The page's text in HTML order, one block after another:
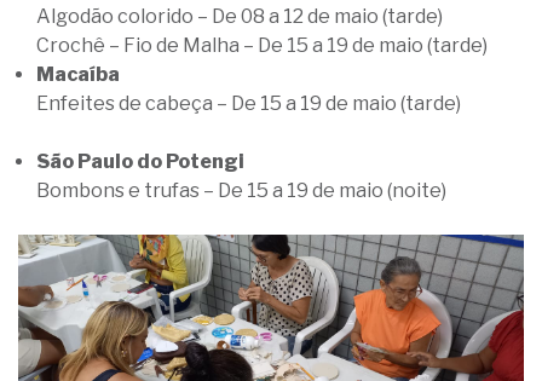
Algodão colorido – De 08 a 12 de maio (tarde)
Crochê – Fio de Malha – De 15 a 19 de maio (tarde)
Macaíba
Enfeites de cabeça – De 15 a 19 de maio (tarde)
São Paulo do Potengi
Bombons e trufas – De 15 a 19 de maio (noite)